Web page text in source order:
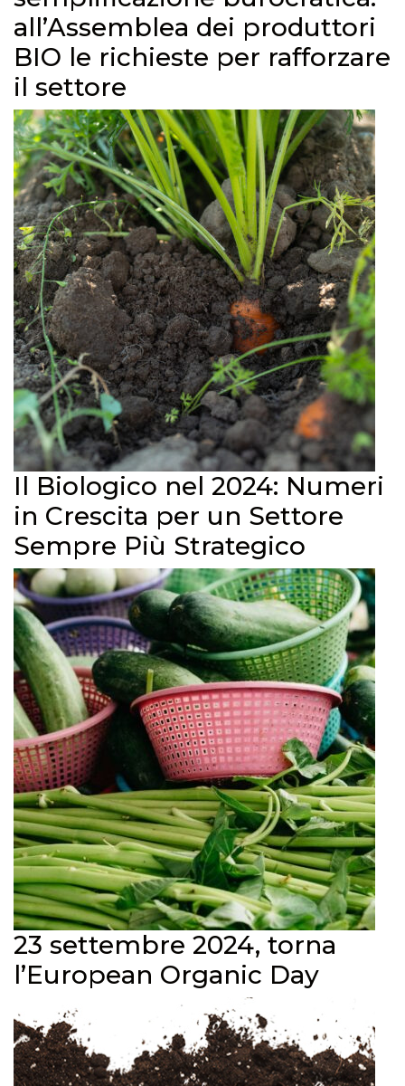
all’Assemblea dei produttori
BIO le richieste per rafforzare
il settore
Il Biologico nel 2024: Numeri
in Crescita per un Settore
Sempre Più Strategico
23 settembre 2024, torna
l’European Organic Day